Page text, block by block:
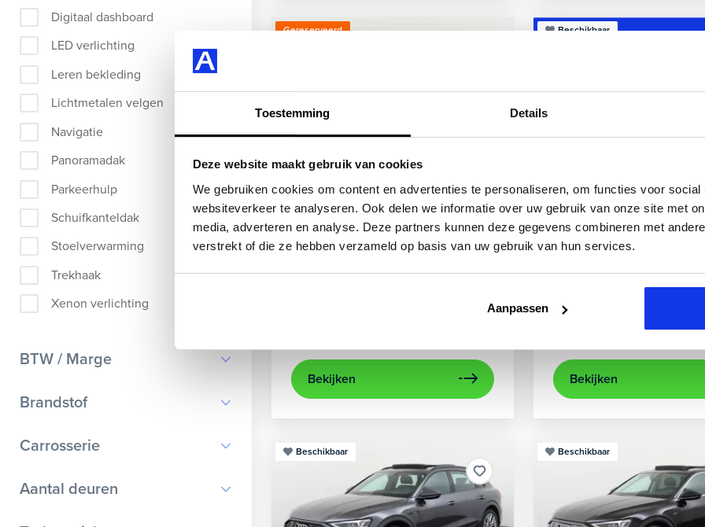
Toestemming Details
Deze website maakt gebruik van cookies
We gebruiken cookies om content en advertenties te personaliseren, om functies voor social
websiteverkeer te analyseren. Ook delen we informatie over uw gebruik van onze site met
media, adverteren en analyse. Deze partners kunnen deze gegevens combineren met
verstrekt of die ze hebben verzameld op basis van uw gebruik van hun services.
Aanpassen
Digitaal dashboard
LED verlichting
Leren bekleding
Lichtmetalen velgen
Navigatie
Panoramadak
Parkeerhulp
Schuifkanteldak
Stoelverwarming
Trekhaak
Xenon verlichting
BTW / Marge
BTW
Brandstof
Benzine
Elektrisch
Carrosserie
Bestelauto
Aantal deuren
Gereserveerd
Audi A3
Sportback 40 TFSIe Advanced
lichtmetalen
Bekijken
Beschikbaar
Audi A3
Sportback 40 TFSIe Plug-In
achteruitrijcamera
Kopen
Bekijken
Beschikbaar Beschikbaar